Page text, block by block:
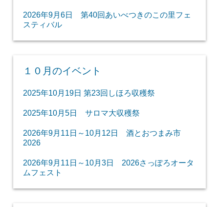
2026年9月6日 第40回あいべつきのこの里フェ
スティバル
１０月のイベント
2025年10月19日 第23回しほろ収穫祭
2025年10月5日 サロマ大収穫祭
2026年9月11日～10月12日 酒とおつまみ市
2026
2026年9月11日～10月3日 2026さっぽろオータ
ムフェスト